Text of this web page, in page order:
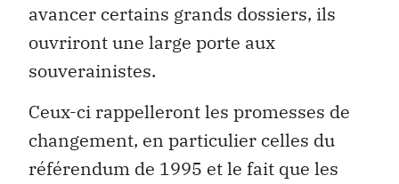
avancer certains grands dossiers, ils
ouvriront une large porte aux
souverainistes.
Ceux-ci rappelleront les promesses de
changement, en particulier celles du
référendum de 1995 et le fait que les